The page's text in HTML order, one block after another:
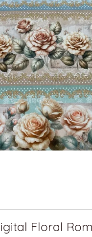
Floral